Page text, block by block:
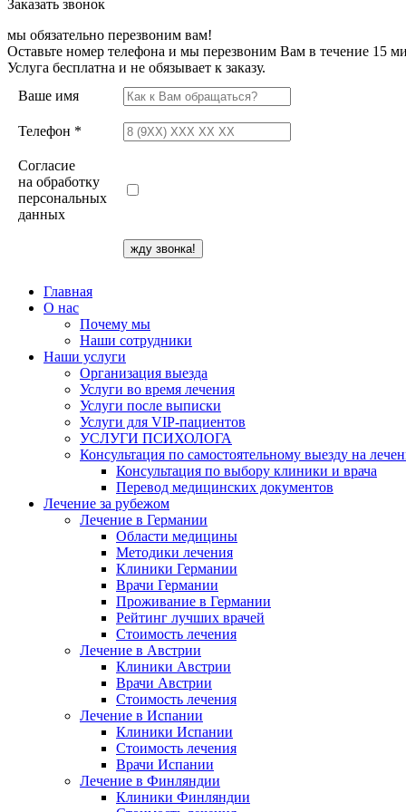
Заказать звонок
мы обязательно перезвоним вам!
Оставьте номер телефона и мы перезвоним Вам в течение 15
Услуга бесплатна и не обязывает к заказу.
Ваше имя
Телефон *
Согласие
на обработку
персональных
данных
Главная
О нас
Почему мы
Наши сотрудники
Наши услуги
Организация выезда
Услуги во время лечения
Услуги после выписки
Услуги для VIP-пациентов
УСЛУГИ ПСИХОЛОГА
Консультация по самостоятельному выезду на
Консультация по выбору клиники и врача
Перевод медицинских документов
Лечение за рубежом
Лечение в Германии
Области медицины
Методики лечения
Клиники Германии
Врачи Германии
Проживание в Германии
Рейтинг лучших врачей
Стоимость лечения
Лечение в Австрии
Клиники Австрии
Врачи Австрии
Стоимость лечения
Лечение в Испании
Клиники Испании
Стоимость лечения
Врачи Испании
Лечение в Финляндии
Клиники Финляндии